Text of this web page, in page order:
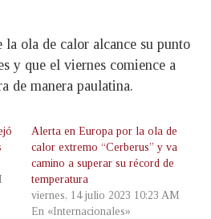
la ola de calor alcance su punto
y que el viernes comience a
de manera paulatina.
Alerta en Europa por la ola de
calor extremo “Cerberus” y va
camino a superar su récord de
temperatura
viernes, 14 julio 2023 10:23 AM
En «Internacionales»